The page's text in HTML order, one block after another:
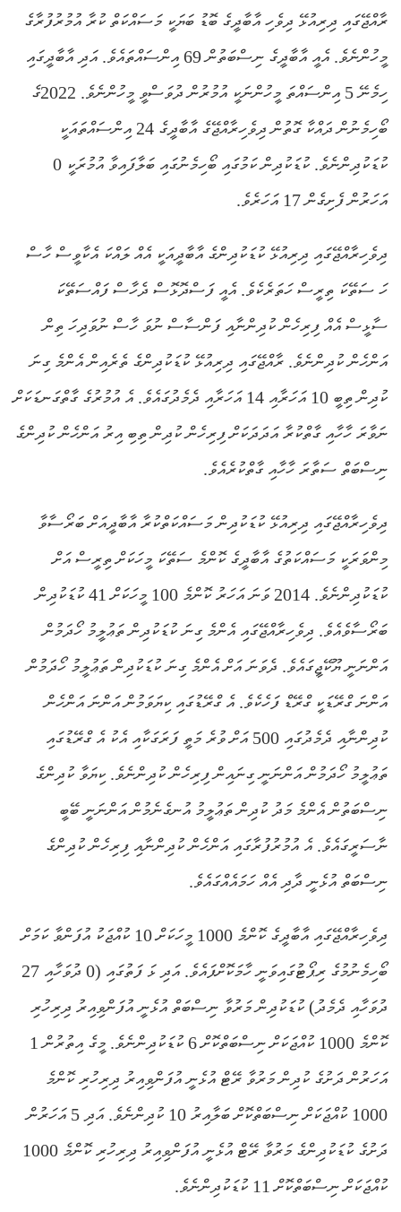
ރާއްޖޭގައި ދިރިއުޅޭ ދިވެހި އާބާދީގެ ބޮޑު ބަޔަކީ މަސައްކަތް ކުރާ އުމުރުފުރާގެ
މީހުންނެވެ. އެއީ އާބާދީގެ ނިސްބަތުން 69 އިންސައްތައެވެ. އަދި އާބާދީގައި
ހިމެނޭ 5 އިންސައްތަ މީހުންނަކީ އުމުރުން ދުވަސްވީ މީހުންނެވެ. 2022ގެ
ބޯހިމެނުން ދައްކާ ގޮތުން ދިވެހިރާއްޖޭގެ އާބާދީގެ 24 އިންސައްތައަކީ
ކުޑަކުދިންނެވެ. ކުޑަކުދިން ކަމުގައި ބޯހިމެނުގައި ބަލާފައިވާ އުމުރަކީ 0
އަހަރުން ފެށިގެން 17 އަހަރެވެ.
ދިވެހިރާއްޖޭގައި ދިރިއުޅޭ ކުޑަކުދިންގެ އާބާދީއަކީ އެއް ލައްކަ އެކާވީސް ހާސް
ހަ ސަތޭކަ ތިރީސް ހަތަރެކެވެ. އެއީ ފަސްދޮޅޮސް ދެހާސް ފައްސަތޭކަ
ސާޅީސް އެއް ފިރިހެން ކުދިންނާއި ފަންސާސް ނުވަ ހާސް ނުވަދިހަ ތިން
އަންހެން ކުދިންނެވެ. ރާއްޖޭގައި ދިރިއުޅޭ ކުޑަކުދިންގެ ތެރެއިން އެންމެ ގިނަ
ކުދިން ތިބީ 10 އަހަރާއި 14 އަހަރާއި ދެމެދުގައެވެ. އެ އުމުރުގެ ގާތްގަނޑަކަށް
ނަވާރަ ހާހާއި ގާތްކުރާ އަދަދަކަށް ފިރިހެން ކުދިން ތިބި އިރު އަންހެން ކުދިންގެ
ނިސްބަތް ސަތާރަ ހާހާއި ގާތްކުރެއެވެ.
ދިވެހިރާއްޖޭގައި ދިރިއުޅޭ ކުޑަކުދިން މަސައްކަތްކުރާ އާބާދީއަށް ބަރޯސާވާ
މިންވަރަކީ މަސައްކަތުގެ އާބާދީގެ ކޮންމެ ސަތޭކަ މީހަކަށް ތިރީސް އަށް
ކުޑަކުދިންނެވެ. 2014 ވަނަ އަހަރު ކޮންމެ 100 މީހަކަށް 41 ކުޑަކުދިން
ބަރޯސާވެއެވެ. ދިވެހިރާއްޖޭގައި އެންމެ ގިނަ ކުޑަކުދިން ތަޢުލީމު ހޯދަމުން
އަންނަނީ ޔޫކޭޖީގައެވެ. ދެވަނަ އަށް އެންމެ ގިނަ ކުޑަކުދިން ތަޢުލީމު ހޯދަމުން
އަންނަ ގްރޭޑަކީ ގްރޭޑް ފަހެކެވެ. އެ ގްރޭޑުގައި ކިޔަވަމުން އަންނަ އަންހެން
ކުދިންނާއި ދެމެދުގައި 500 އަށް ވުރެ މަތީ ފަރަގަކާއި އެކު އެ ގްރޭޑުގައި
ތަޢުލީމު ހޯދަމުން އަންނަނީ ގިނައިން ފިރިހެން ކުދިންނެވެ. ކިޔަވާ ކުދިންގެ
ނިސްބަތުން އެންމެ މަދު ކުދިން ތަޢުލީމު އުނގެނެމުން އަންނަނީ ބޭބީ
ނާސަރީގައެވެ. އެ އުމުރުފުރާގައި އަންހެން ކުދިންނާއި ފިރިހެން ކުދިންގެ
ނިސްބަތް އުޅެނީ ދާދި އެއް ހަމައެއްގައެވެ.
ދިވެހިރާއްޖޭގައި އާބާދީގެ ކޮންމެ 1000 މީހަކަށް 10 ކުއްޖަކު އުފަންވާ ކަމަށް
ބޯހިމެނުމުގެ ރިޕޯޓުގައިވަނީ ހާމަކޮށްފައެވެ. އަދި ޅަ ފަތުގައި (0 ދުވަހާއި 27
ދުވަހާއި ދެމެދު) ކުޑަކުދިން މަރުވާ ނިސްބަތް އުޅެނީ އުފަންވިއިރު ދިރިހުރި
ކޮންމެ 1000 ކުއްޖަކަށް ނިސްބަތްކޮށް 6 ކުޑަކުދިންނެވެ. މީގެ އިތުރުން 1
އަހަރުން ދަށުގެ ކުދިން މަރުވާ ރޭޓް އުޅެނީ އުފަންވިއިރު ދިރިހުރި ކޮންމެ
1000 ކުއްޖަކަށް ނިސްބަތްކޮށް ބަލާއިރު 10 ކުދިންނެވެ. އަދި 5 އަހަރުން
ދަށުގެ ކުޑަކުދިންގެ މަރުވާ ރޭޓް އުޅެނީ އުފަންވިއިރު ދިރިހުރި ކޮންމެ 1000
ކުއްޖަކަށް ނިސްބަތްކޮށް 11 ކުޑަކުދިންނެވެ.